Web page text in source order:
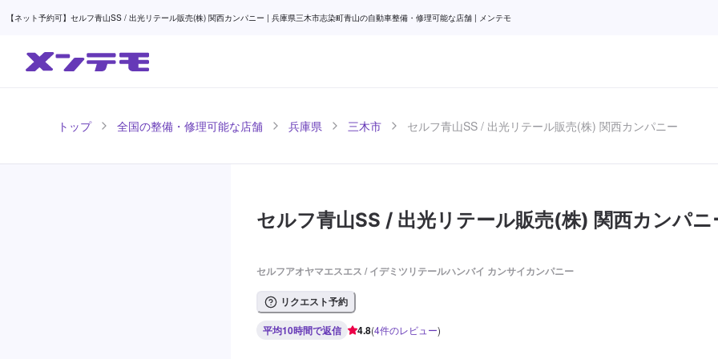
【ネット予約可】セルフ青山SS / 出光リテール販売(株) 関西カンパニー | 兵庫県三木市志染町青山の自動車整備・修理可能な店舗 | メンテモ
トップ 全国の整備・修理可能な店舗 兵庫県 三木市 セルフ青山SS / 出光リテール販売(株) 関西カンパニー
セルフ青山SS / 出光リテール販売(株) 関西カンパニ
セルフアオヤマエスエス / イデミツリテールハンバイ カンサイカンパニー
リクエスト予約
平均10時間で返信 4.8(4件のレビュー)